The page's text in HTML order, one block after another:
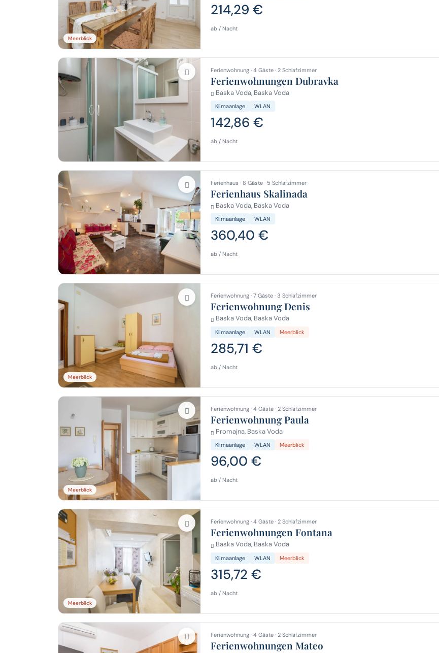
Meerblick
214,29 €
ab / Nacht
Ferienwohnung · 4 Gäste · 2 Schlafzimmer
Ferienwohnungen Dubravka
Baska Voda, Baska Voda
Klimaanlage WLAN
142,86 €
ab / Nacht
Ferienhaus · 8 Gäste · 5 Schlafzimmer
Ferienhaus Skalinada
Baska Voda, Baska Voda
Klimaanlage WLAN
360,40 €
ab / Nacht
Meerblick
Ferienwohnung · 7 Gäste · 3 Schlafzimmer
Ferienwohnung Denis
Baska Voda, Baska Voda
Klimaanlage WLAN Meerblick
285,71 €
ab / Nacht
Meerblick
Ferienwohnung · 4 Gäste · 2 Schlafzimmer
Ferienwohnung Paula
Promajna, Baska Voda
Klimaanlage WLAN Meerblick
96,00 €
ab / Nacht
Meerblick
Ferienwohnung · 4 Gäste · 2 Schlafzimmer
Ferienwohnungen Fontana
Baska Voda, Baska Voda
Klimaanlage WLAN Meerblick
315,72 €
ab / Nacht
Ferienwohnung · 4 Gäste · 2 Schlafzimmer
Ferienwohnungen Mateo